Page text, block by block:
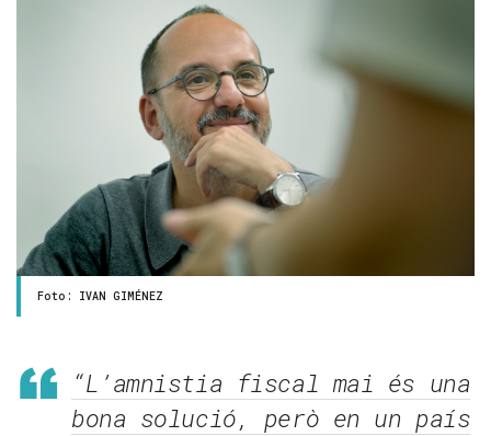
Foto: IVAN GIMÉNEZ
“L’amnistia fiscal mai és una
bona solució, però en un país